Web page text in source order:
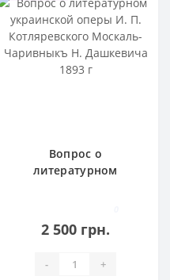
Вопрос о
литературном
Н. Дашкевича 1893 г
2 500 грн.
- +